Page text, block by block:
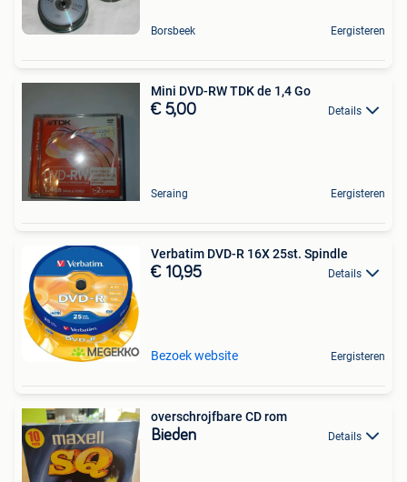
Borsbeek Eergisteren
Mini DVD-RW TDK de 1,4 Go
€ 5,00 Details
Seraing Eergisteren
Verbatim DVD-R 16X 25st. Spindle
€ 10,95 Details
Bezoek website Eergisteren
overschrojfbare CD rom
Bieden Details